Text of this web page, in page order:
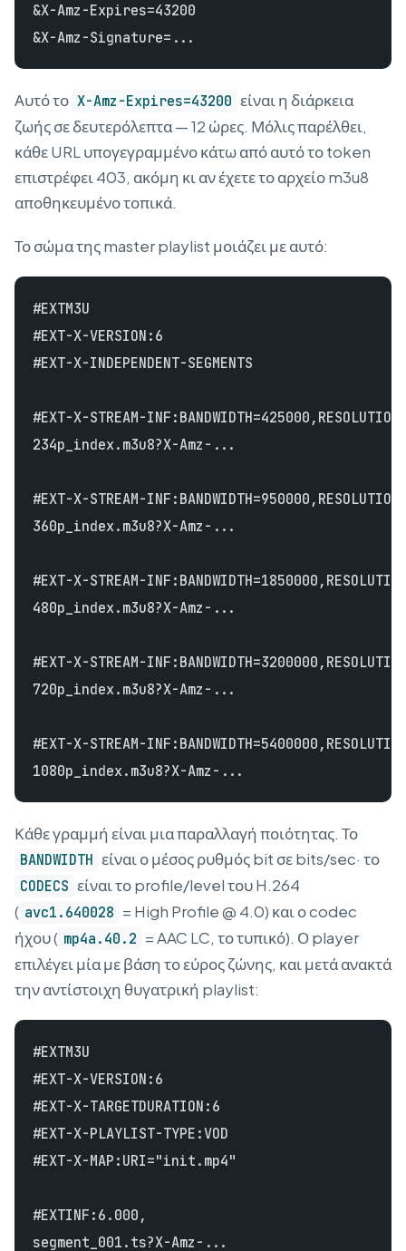
&X-Amz-Expires=43200
Αυτό το X-Amz-Expires=43200 είναι η διάρκεια
ζωής σε δευτερόλεπτα — 12 ώρες. Μόλις παρέλθει,
κάθε URL υπογεγραμμένο κάτω από αυτό το token
επιστρέφει 403, ακόμη κι αν έχετε το αρχείο m3u8
αποθηκευμένο τοπικά.
Το σώμα της master playlist μοιάζει με αυτό:
#EXTM3U
#EXT-X-VERSION:6
#EXT-X-INDEPENDENT-SEGMENTS
#EXT-X-STREAM-
234p_index.m3u8?X-Amz-...
#EXT-X-STREAM-
360p_index.m3u8?X-Amz-...
#EXT-X-STREAM-
480p_index.m3u8?X-Amz-...
#EXT-X-STREAM-
720p_index.m3u8?X-Amz-...
#EXT-X-STREAM-
Κάθε γραμμή είναι μια παραλλαγή ποιότητας. Το
BANDWIDTH είναι ο μέσος ρυθμός bit σε bits/sec· το
CODECS είναι το profile/level του H.264
( avc1.640028 = High Profile @ 4.0) και ο codec
ήχου ( mp4a.40.2 = AAC LC, το τυπικό). Ο player
επιλέγει μία με βάση το εύρος ζώνης, και μετά ανακτά
την αντίστοιχη θυγατρική playlist:
#EXTM3U
#EXT-X-VERSION:6
#EXT-X-TARGETDURATION:6
#EXT-X-PLAYLIST-TYPE:VOD
#EXT-X-MAP:URI="init.mp4"
#EXTINF:6.000,
segment_001.ts?X-Amz-...